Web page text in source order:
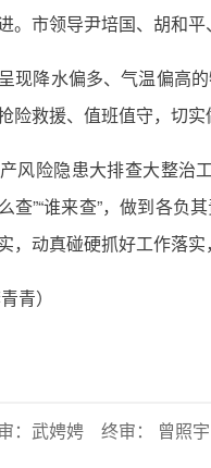
。市领导尹培国、胡和
现降水偏多、气温偏高
险救援、值班值守，切实
风险隐患大排查大整治
查”“谁来查”，做到各
，动真碰硬抓好工作落
青）
：武娉娉 终审： 曾照宇